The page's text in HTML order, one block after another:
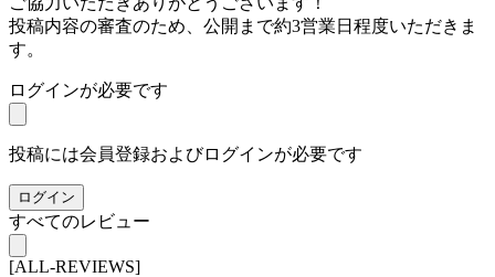
投稿内容の審査のため、公開まで約3営業日程度いただきま
す。
ログインが必要です
投稿には会員登録およびログインが必要です
ログイン
すべてのレビュー
[ALL-REVIEWS]